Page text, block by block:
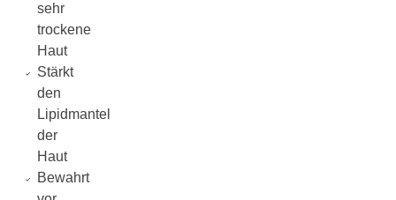
sehr
trockene
Haut
Stärkt
den
Lipidmantel
der
Haut
Bewahrt